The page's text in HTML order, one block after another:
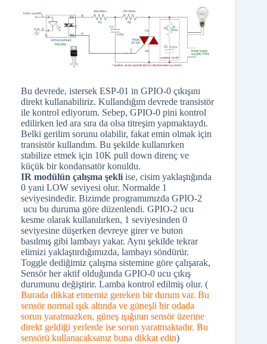
Bu devrede, istersek ESP-01 in GPIO-0 çıkışını
direkt kullanabiliriz. Kullandığım devrede transistör
ile kontrol ediyorum. Sebep, GPIO-0 pini kontrol
edilirken led ara sıra da olsa titreşim yapmaktaydı.
Belki gerilim sorunu olabilir, fakat emin olmak için
transistör kullandım. Bu şekilde kullanırken
stabilize etmek için 10K pull down direnç ve
küçük bir kondansatör konuldu.
IR modülün çalışma şekli ise, cisim yaklaştığında
0 yani LOW seviyesi olur. Normalde 1
seviyesindedir. Bizimde programımızda GPIO-2
ucu bu duruma göre düzenlendi. GPIO-2 ucu
kesme olarak kullanılırken, 1 seviyesinden 0
seviyesine düşerken devreye girer ve buton
basılmış gibi lambayı yakar. Aynı şekilde tekrar
elimizi yaklaştırdığımızda, lambayı söndürür.
Toggle dediğimiz çalışma sistemine göre çalışarak,
Sensör her aktif olduğunda GPIO-0 ucu çıkış
durumunu değiştirir. Lamba kontrol edilmiş olur. (
Burada dikkat etmemiz gereken bir durum var. Bu
sensör normal ışık altında ve güneşli bir odada
sorun yaratmazken, güneş ışığının sensör üzerine
direkt geldiği yerlerde ise sorun yaratmaktadır. Bu
sensörü kullanacaksanız buna dikkat edin)